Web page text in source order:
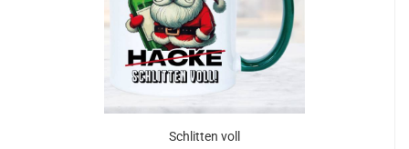
Schlitten voll